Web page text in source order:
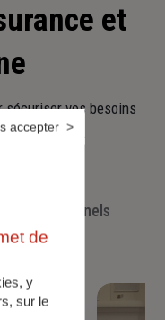
et
vos besoins
de demain.
professionnels
de
y
sur le
accepter